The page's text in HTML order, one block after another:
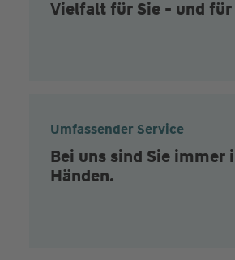
Vielfalt für Sie - und für
Umfassender Service
Bei uns sind Sie immer
Händen.